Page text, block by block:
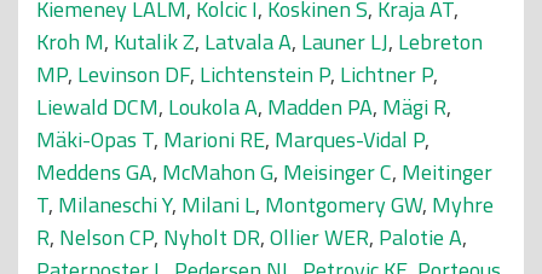
Kiemeney LALM, Kolcic I, Koskinen S, Kraja AT,
Kroh M, Kutalik Z, Latvala A, Launer LJ, Lebreton
MP, Levinson DF, Lichtenstein P, Lichtner P,
Liewald DCM, Loukola A, Madden PA, Mägi R,
Mäki-Opas T, Marioni RE, Marques-Vidal P,
Meddens GA, McMahon G, Meisinger C, Meitinger
T, Milaneschi Y, Milani L, Montgomery GW, Myhre
R, Nelson CP, Nyholt DR,Ollier WER, Palotie A,